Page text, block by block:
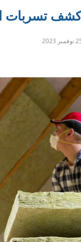
المياه